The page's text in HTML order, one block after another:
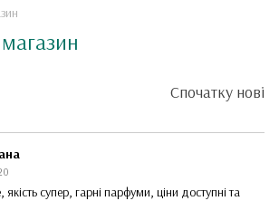
Спочатку нові
супер, гарні парфуми, ціни доступні та